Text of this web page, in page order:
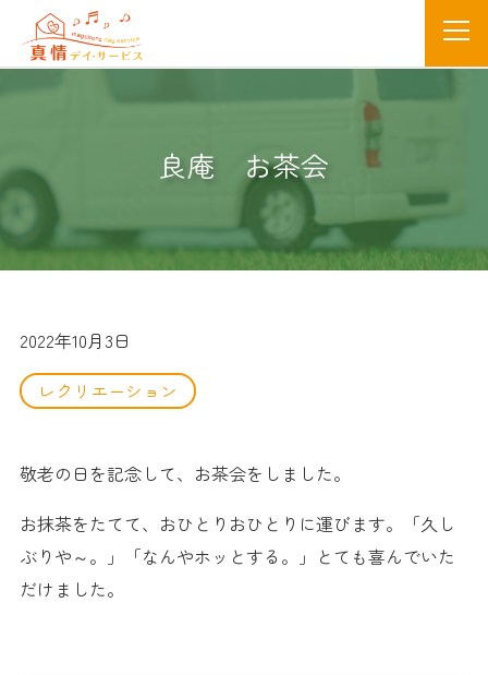
良庵 お茶会
2022年10月3日
レクリエーション
敬老の日を記念して、お茶会をしました。
お抹茶をたてて、おひとりおひとりに運びます。「久し
ぶりや～。」「なんやホッとする。」とても喜んでいた
だけました。